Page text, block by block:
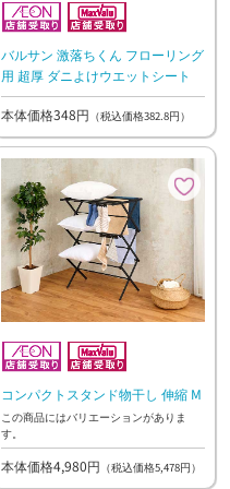
バルサン 激落ちくん フローリング
用 超厚 ダニよけウエットシート
本体価格348円 （税込価格382.8円）
コンパクトスタンド物干し 伸縮 M
この商品にはバリエーションがありま
す。
本体価格4,980円 （税込価格5,478円）